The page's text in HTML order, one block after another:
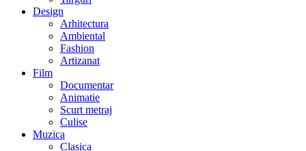
Design
Arhitectura
Ambiental
Fashion
Artizanat
Film
Documentar
Animatie
Scurt metraj
Culise
Muzica
Clasica